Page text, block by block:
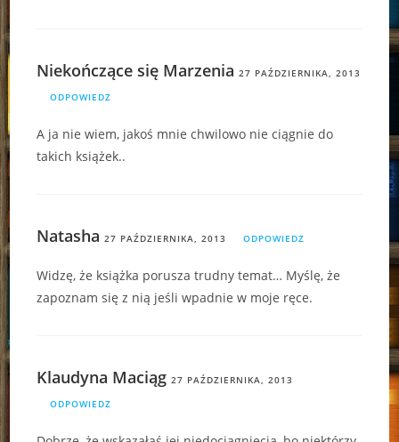
Niekończące się Marzenia 27 PAŹDZIERNIKA, 2013
ODPOWIEDZ
A ja nie wiem, jakoś mnie chwilowo nie ciągnie do
takich książek..
Natasha 27 PAŹDZIERNIKA, 2013 ODPOWIEDZ
Widzę, że książka porusza trudny temat… Myślę, że
zapoznam się z nią jeśli wpadnie w moje ręce.
Klaudyna Maciąg 27 PAŹDZIERNIKA, 2013
ODPOWIEDZ